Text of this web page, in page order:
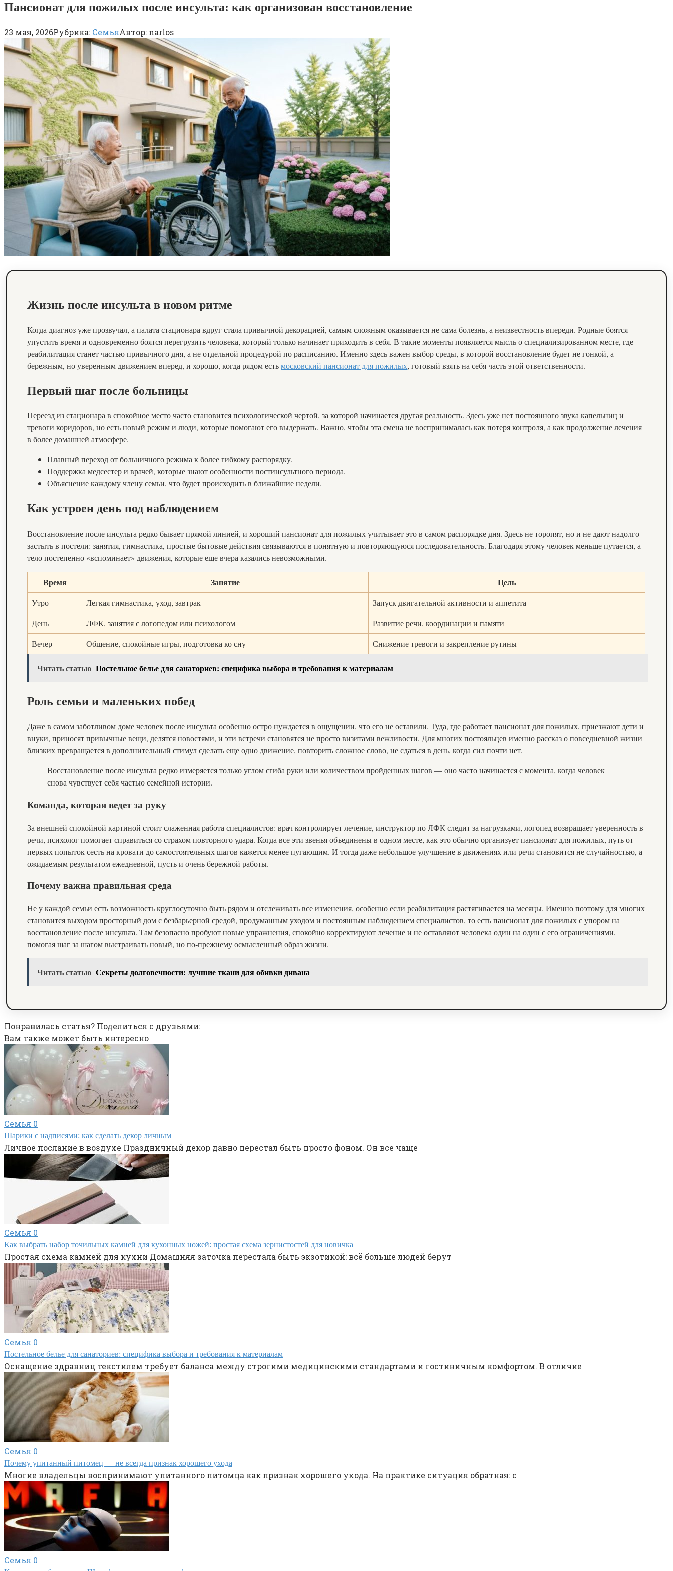
Пансионат для пожилых после инсульта: как организован восстановление
23 мая, 2026Рубрика: СемьяАвтор: narlos
Жизнь после инсульта в новом ритме
Когда диагноз уже прозвучал, а палата стационара вдруг стала привычной декорацией, самым сложным оказывается не сама болезнь, а неизвестность впереди. Родные боятся
упустить время и одновременно боятся перегрузить человека, который только начинает приходить в себя. В такие моменты появляется мысль о специализированном месте, где
реабилитация станет частью привычного дня, а не отдельной процедурой по расписанию. Именно здесь важен выбор среды, в которой восстановление будет не гонкой, а
бережным, но уверенным движением вперед, и хорошо, когда рядом естьмосковский пансионат для пожилых, готовый взять на себя часть этой ответственности.
Первый шаг после больницы
Переезд из стационара в спокойное место часто становится психологической чертой, за которой начинается другая реальность. Здесь уже нет постоянного звука капельниц и
тревоги коридоров, но есть новый режим и люди, которые помогают его выдержать. Важно, чтобы эта смена не воспринималась как потеря контроля, а как продолжение лечения
в более домашней атмосфере.
Плавный переход от больничного режима к более гибкому распорядку.
Поддержка медсестер и врачей, которые знают особенности постинсультного периода.
Объяснение каждому члену семьи, что будет происходить в ближайшие недели.
Как устроен день под наблюдением
Восстановление после инсульта редко бывает прямой линией, и хороший пансионат для пожилых учитывает это в самом распорядке дня. Здесь не торопят, но и не дают надолго
застыть в постели: занятия, гимнастика, простые бытовые действия связываются в понятную и повторяющуюся последовательность. Благодаря этому человек меньше путается, а
тело постепенно «вспоминает» движения, которые еще вчера казались невозможными.
Время Занятие Цель
Утро Легкая гимнастика, уход, завтрак
Запуск двигательной активности и аппетита
День
ЛФК, занятия с логопедом или психологом
Развитие речи, координации и памяти
Вечер
Общение, спокойные игры, подготовка ко сну Снижение тревоги и закрепление рутины
Читать статью Постельное белье для санаториев: специфика выбора и требования к материалам
Роль семьи и маленьких побед
Даже в самом заботливом доме человек после инсульта особенно остро нуждается в ощущении, что его не оставили. Туда, где работает пансионат для пожилых, приезжают дети и
внуки, приносят привычные вещи, делятся новостями, и эти встречи становятся не просто визитами вежливости. Для многих постояльцев именно рассказ о повседневной жизни
близких превращается в дополнительный стимул сделать еще одно движение, повторить сложное слово, не сдаться в день, когда сил почти нет.
Восстановление после инсульта редко измеряется только углом сгиба руки или количеством пройденных шагов — оно часто начинается с момента, когда человек
снова чувствует себя частью семейной истории.
Команда, которая ведет за руку
За внешней спокойной картиной стоит слаженная работа специалистов: врач контролирует лечение, инструктор по ЛФК следит за нагрузками, логопед возвращает уверенность в
речи, психолог помогает справиться со страхом повторного удара. Когда все эти звенья объединены в одном месте, как это обычно организует пансионат для пожилых, путь от
первых попыток сесть на кровати до самостоятельных шагов кажется менее пугающим. И тогда даже небольшое улучшение в движениях или речи становится не случайностью, а
ожидаемым результатом ежедневной, пусть и очень бережной работы.
Почему важна правильная среда
Не у каждой семьи есть возможность круглосуточно быть рядом и отслеживать все изменения, особенно если реабилитация растягивается на месяцы. Именно поэтому для многих
становится выходом просторный дом с безбарьерной средой, продуманным уходом и постоянным наблюдением специалистов, то есть пансионат для пожилых с упором на
восстановление после инсульта. Там безопасно пробуют новые упражнения, спокойно корректируют лечение и не оставляют человека один на один с его ограничениями,
помогая шаг за шагом выстраивать новый, но по‑прежнему осмысленный образ жизни.
Читать статью Секреты долговечности: лучшие ткани для обивки дивана
Понравилась статья? Поделиться с друзьями:
Вам также может быть интересно
Семья 0
Шарики с надписями: как сделать декор личным
Личное послание в воздухе Праздничный декор давно перестал быть просто фоном. Он все чаще
Семья 0
Как выбрать набор точильных камней для кухонных ножей: простая схема зернистостей для новичка
Простая схема камней для кухни Домашняя заточка перестала быть экзотикой: всё больше людей берут
Семья 0
Постельное белье для санаториев: специфика выбора и требования к материалам
Оснащение здравниц текстилем требует баланса между строгими медицинскими стандартами и гостиничным комфортом. В отличие
Семья 0
Почему упитанный питомец — не всегда признак хорошего ухода
Многие владельцы воспринимают упитанного питомца как признак хорошего ухода. На практике ситуация обратная: с
Семья 0